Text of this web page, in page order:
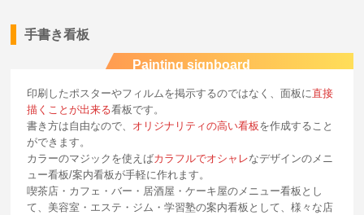
手書き看板
Painting signboard
印刷したポスターやフィルムを掲示するのではなく、面板に直接
描くことが出来る看板です。
書き方は自由なので、 オリジナリティの高い看板を作成すること
ができます。
カラーのマジックを使えばカラフルでオシャレなデザインのメニ
ュー看板/案内看板が手軽に作れます。
喫茶店・カフェ・バー・居酒屋・ケーキ屋のメニュー看板とし
て、美容室・エステ・ジム・学習塾の案内看板として、様々な店